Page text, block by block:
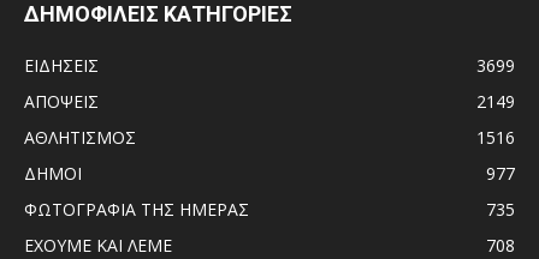
ΔΗΜΟΦΙΛΕΙΣ ΚΑΤΗΓΟΡΙΕΣ
ΕΙΔΗΣΕΙΣ
3699
ΑΠΟΨΕΙΣ
2149
ΑΘΛΗΤΙΣΜΟΣ
1516
ΔΗΜΟΙ
977
ΦΩΤΟΓΡΑΦΙΑ ΤΗΣ ΗΜΕΡΑΣ
735
ΕΧΟΥΜΕ ΚΑΙ ΛΕΜΕ
708